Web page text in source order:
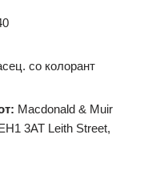
со колорант
Macdonald & Muir
3AT Leith Street,